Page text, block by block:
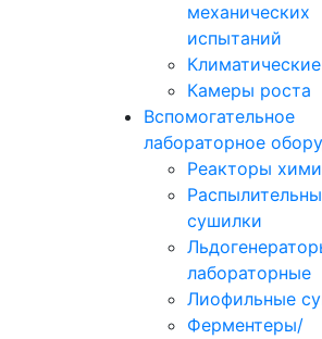
механических
испытаний
Камеры роста
Вспомогательное
лабораторное
Реакторы
сушилки
лабораторные
Лиофильные
Ферментеры/